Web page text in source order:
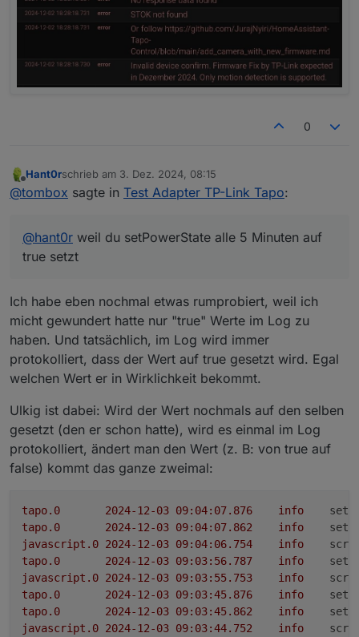
0
Offline
Hant0rschrieb am 3. Dez. 2024, 08:15
zuletzt editiert von
@tombox sagte in Test Adapter TP-Link Tapo:
@hant0r weil du setPowerState alle 5 Minuten auf
true setzt
Ich habe eben nochmal etwas rumprobiert, weil ich
micht gewundert hatte nur "true" Werte im Log zu
haben. Und tatsächlich, im Log wird immer
protokolliert, dass der Wert auf true gesetzt wird. Egal
welchen Wert er in Wirklichkeit bekommt.
Ulkig ist dabei: Wird der Wert nochmals auf den selben
gesetzt (den er schon hatte), wird es einmal im Log
protokolliert, ändert man den Wert (z. B: von true auf
false) kommt das ganze zweimal:
tapo.0 info
tapo.0
info
javascript.0
info
tapo.0
info
javascript.0
info
tapo.0
info
tapo.0
info
javascript.0
info